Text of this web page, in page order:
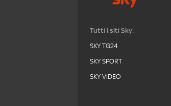
Tutti i siti Sky:
SKY TG24
SKY SPORT
SKY VIDEO